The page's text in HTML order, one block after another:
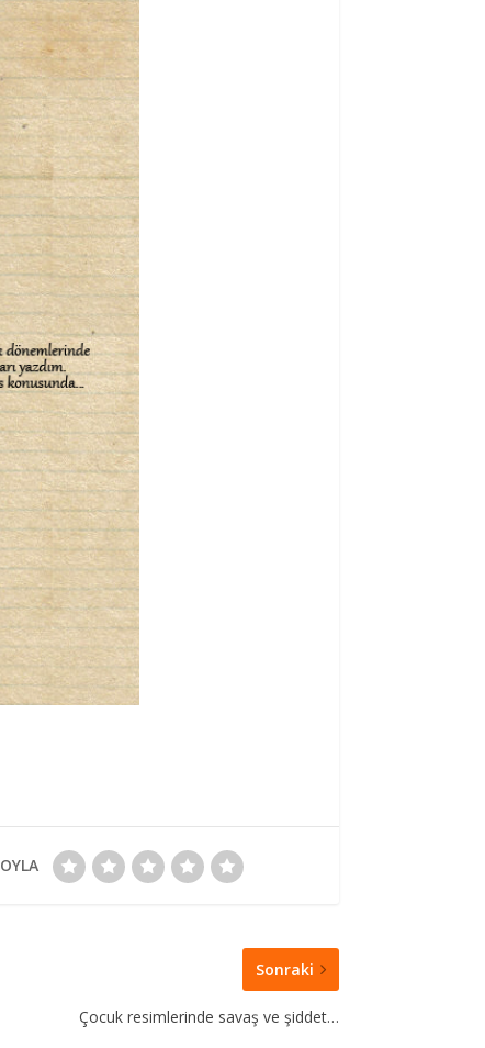
OYLA
Sonraki
Çocuk resimlerinde savaş ve şiddet…